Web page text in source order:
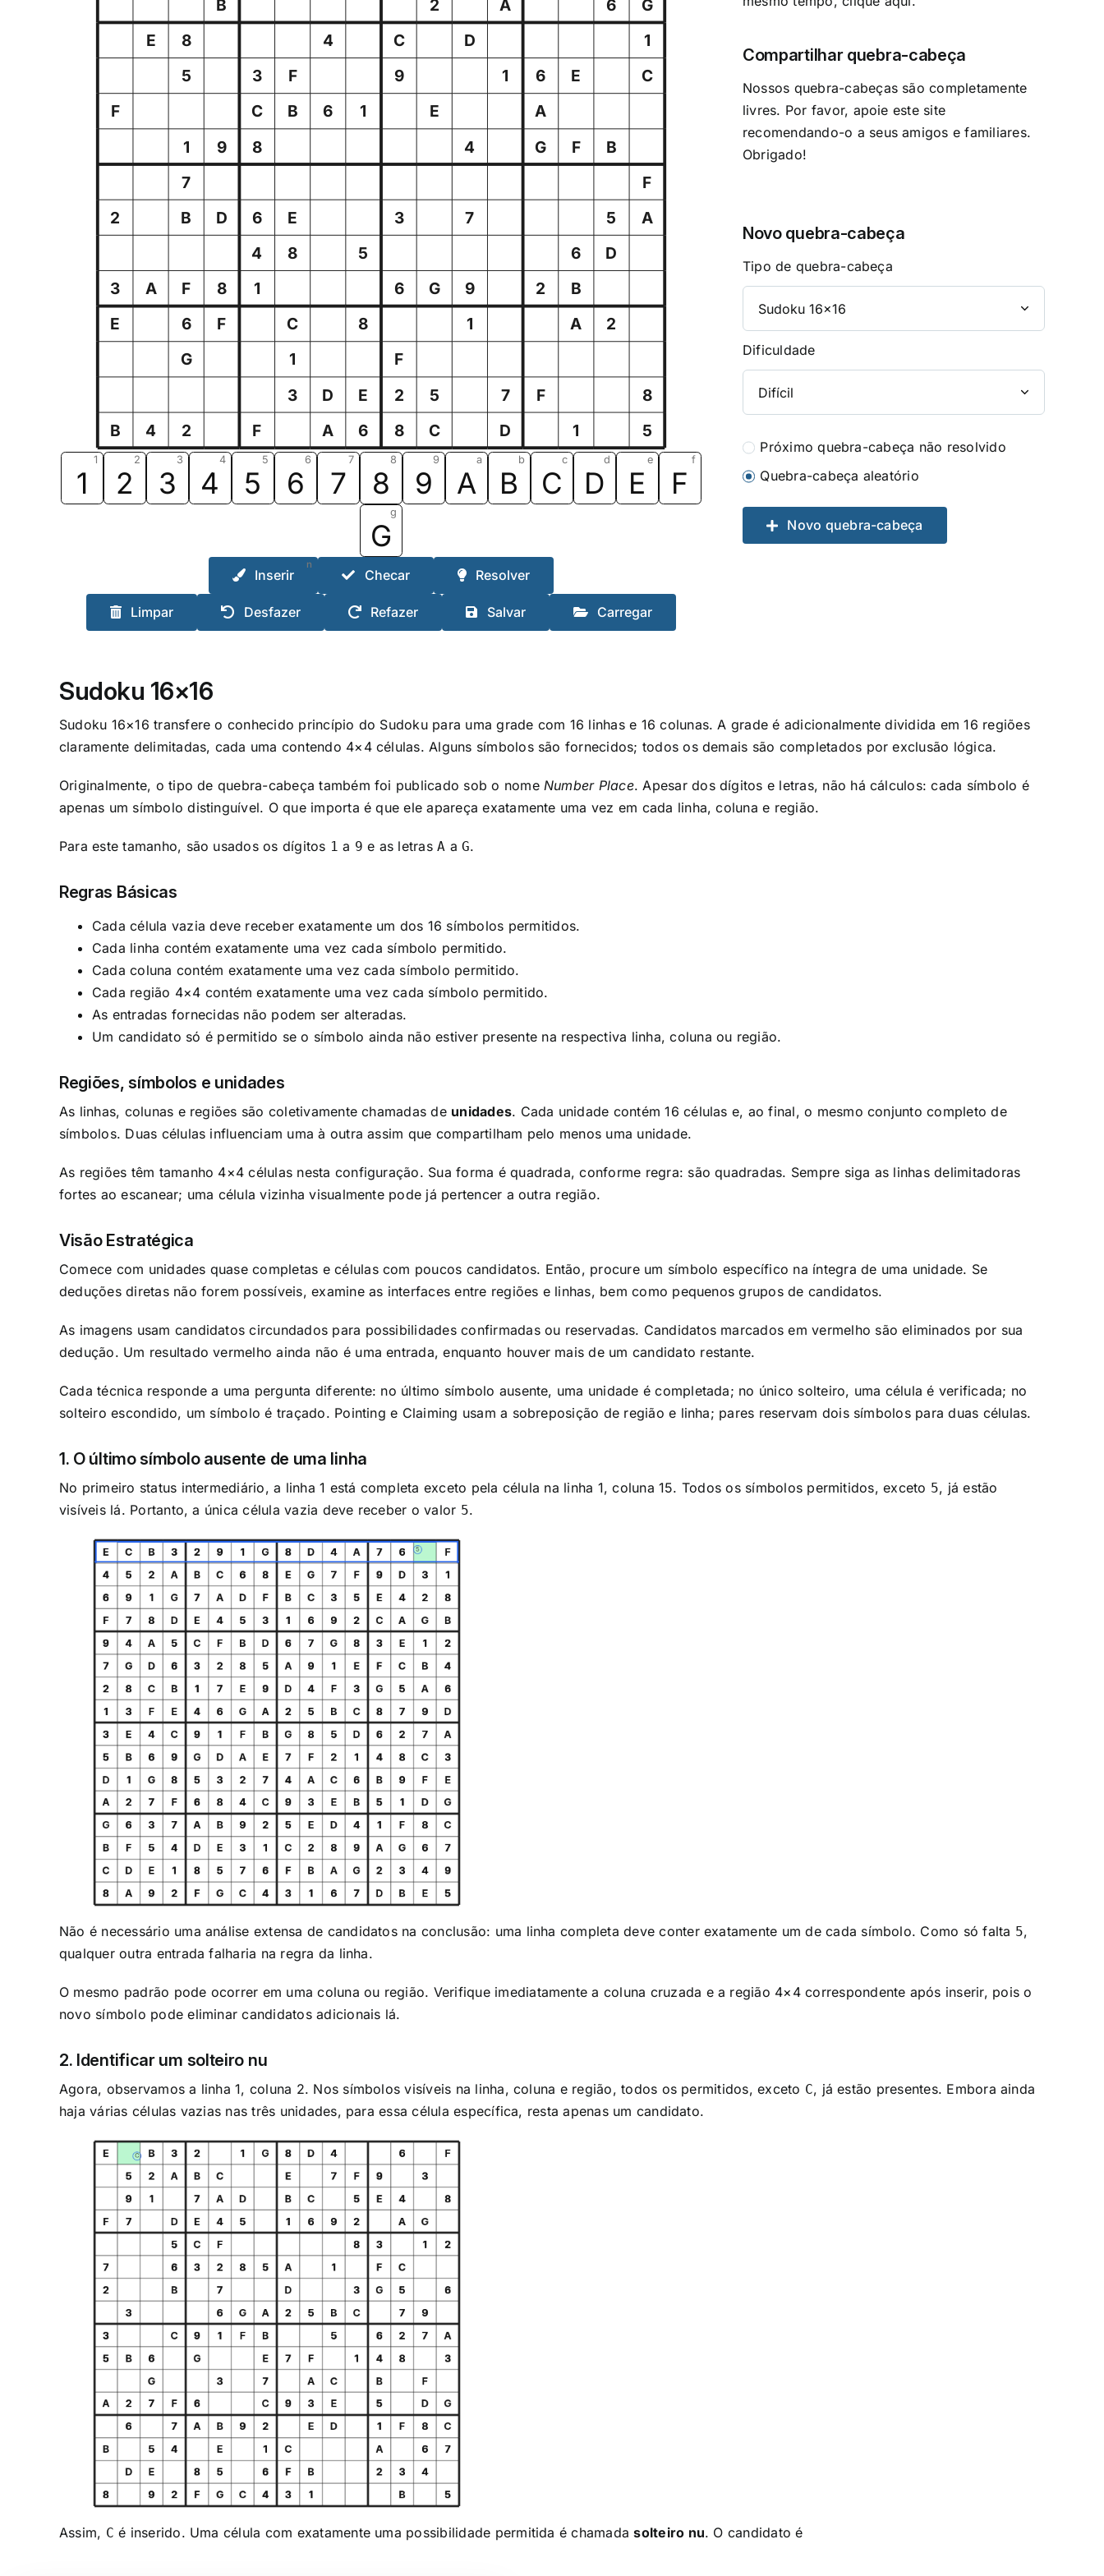
B 2 A 6
G
E
8 4 C D
1
5
3 F 9 1 6 E
C
F
C B 6 1 E
A
1
9 8 4 G F
B
7
F
2
B D 6 E 3 7 5
A
4
8 5 6 D
3 A F 8 1 6 G 9 2
B
E
6 F C 8 1 A 2
G 1
F
3
D E 2 5 7 F
8
B
4 2 F A 6 8 C D 1 5
1
1
2
2
3
3
4
4
5
5
6
6
7
7
8
8
9
9
a
A
b
B
c
C
d
D
e
E
f
F
g
G
n
Inserir Checar Resolver
Limpar Desfazer Refazer Salvar Carregar
Compartilhar quebra-cabeça
Nossos quebra-cabeças são completamente
livres. Por favor, apoie este site
recomendando-o a seus amigos e familiares.
Obrigado!
Novo quebra-cabeça
Tipo de quebra-cabeça
Dificuldade
Próximo quebra-cabeça não resolvido
Quebra-cabeça aleatório
Novo quebra-cabeça
Sudoku 16×16
Sudoku 16×16 transfere o conhecido princípio do Sudoku para uma grade com 16 linhas e 16 colunas. A grade é adicionalmente dividida em 16 regiões
claramente delimitadas, cada uma contendo 4×4 células. Alguns símbolos são fornecidos; todos os demais são completados por exclusão lógica.
Originalmente, o tipo de quebra-cabeça também foi publicado sob o nome Number Place. Apesar dos dígitos e letras, não há cálculos: cada símbolo é
apenas um símbolo distinguível. O que importa é que ele apareça exatamente uma vez em cada linha, coluna e região.
Para este tamanho, são usados os dígitos 1 a 9 e as letrasA aG.
Regras Básicas
Cada célula vazia deve receber exatamente um dos 16 símbolos permitidos.
Cada linha contém exatamente uma vez cada símbolo permitido.
Cada coluna contém exatamente uma vez cada símbolo permitido.
Cada região 4×4 contém exatamente uma vez cada símbolo permitido.
As entradas fornecidas não podem ser alteradas.
Um candidato só é permitido se o símbolo ainda não estiver presente na respectiva linha, coluna ou região.
Regiões, símbolos e unidades
As linhas, colunas e regiões são coletivamente chamadas de unidades. Cada unidade contém 16 células e, ao final, o mesmo conjunto completo de
símbolos. Duas células influenciam uma à outra assim que compartilham pelo menos uma unidade.
As regiões têm tamanho 4×4 células nesta configuração. Sua forma é quadrada, conforme regra: são quadradas. Sempre siga as linhas delimitadoras
fortes ao escanear; uma célula vizinha visualmente pode já pertencer a outra região.
Visão Estratégica
Comece com unidades quase completas e células com poucos candidatos. Então, procure um símbolo específico na íntegra de uma unidade. Se
deduções diretas não forem possíveis, examine as interfaces entre regiões e linhas, bem como pequenos grupos de candidatos.
As imagens usam candidatos circundados para possibilidades confirmadas ou reservadas. Candidatos marcados em vermelho são eliminados por sua
dedução. Um resultado vermelho ainda não é uma entrada, enquanto houver mais de um candidato restante.
Cada técnica responde a uma pergunta diferente: no último símbolo ausente, uma unidade é completada; no único solteiro, uma célula é verificada; no
solteiro escondido, um símbolo é traçado. Pointing e Claiming usam a sobreposição de região e linha; pares reservam dois símbolos para duas células.
1. O último símbolo ausente de uma linha
No primeiro status intermediário, a linha 1 está completa exceto pela célula na linha 1, coluna 15. Todos os símbolos permitidos, exceto 5, já estão
visíveis lá. Portanto, a única célula vazia deve receber o valor 5.
Não é necessário uma análise extensa de candidatos na conclusão: uma linha completa deve conter exatamente um de cada símbolo. Como só falta 5,
qualquer outra entrada falharia na regra da linha.
O mesmo padrão pode ocorrer em uma coluna ou região. Verifique imediatamente a coluna cruzada e a região 4×4 correspondente após inserir, pois o
novo símbolo pode eliminar candidatos adicionais lá.
2. Identificar um solteiro nu
Agora, observamos a linha 1, coluna 2. Nos símbolos visíveis na linha, coluna e região, todos os permitidos, exceto C, já estão presentes. Embora ainda
haja várias células vazias nas três unidades, para essa célula específica, resta apenas um candidato.
Assim, C é inserido. Uma célula com exatamente uma possibilidade permitida é chamadasolteiro nu. O candidato é